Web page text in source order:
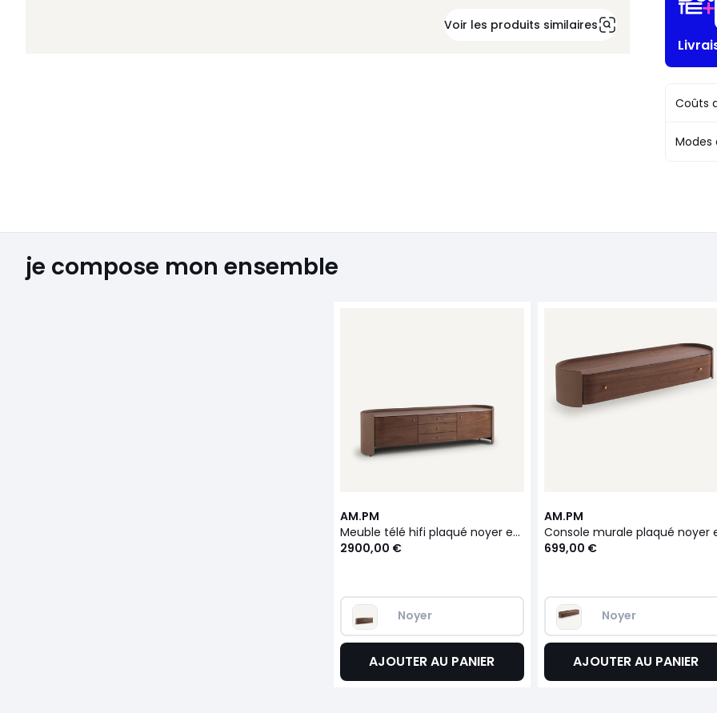
Voir les produits similaires
Coûts
je compose mon ensemble
AM.PM
Meuble télé hifi plaqué noyer et cuir, Firmo
2900,00 €
Noyer
AJOUTER AU PANIER
AM.PM
699,00 €
Noyer
AJOUTER AU PANIER